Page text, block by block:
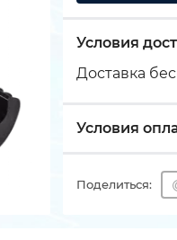
Условия
Доставка
Условия
Поделиться: